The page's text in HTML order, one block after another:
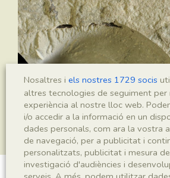
Nosaltres i els nostres 1729 socis
altres tecnologies de seguiment
experiència al nostre lloc web.
i/o accedir a la informació en un
dades personals, com ara la vostra
de navegació, per a publicitat i
personalitzats, publicitat i mesura
investigació d'audiències i